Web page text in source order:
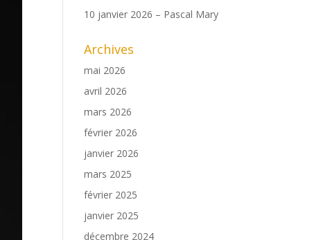
10 janvier 2026 – Pascal Mary
Archives
mai 2026
avril 2026
mars 2026
février 2026
janvier 2026
mars 2025
février 2025
janvier 2025
décembre 2024